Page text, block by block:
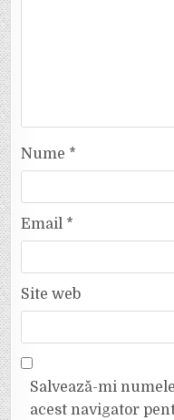
Nume *
Email *
Site web
Salvează-mi
acest navigator